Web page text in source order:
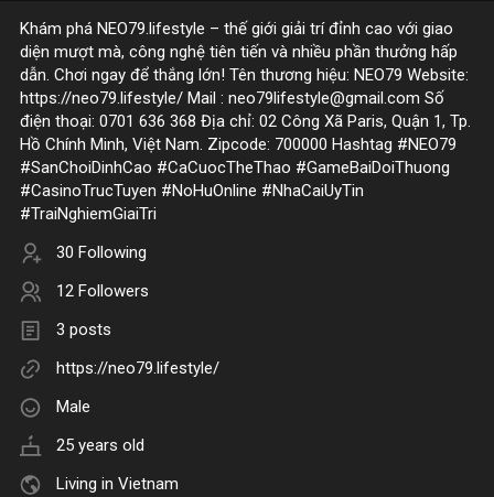
Khám phá NEO79.lifestyle – thế giới giải trí đỉnh cao với giao
diện mượt mà, công nghệ tiên tiến và nhiều phần thưởng hấp
dẫn. Chơi ngay để thắng lớn! Tên thương hiệu: NEO79 Website:
https://neo79.lifestyle/ Mail : neo79lifestyle@gmail.com Số
điện thoại: 0701 636 368 Địa chỉ: 02 Công Xã Paris, Quận 1, Tp.
Hồ Chính Minh, Việt Nam. Zipcode: 700000 Hashtag #NEO79
#SanChoiDinhCao #CaCuocTheThao #GameBaiDoiThuong
#CasinoTrucTuyen #NoHuOnline #NhaCaiUyTin
#TraiNghiemGiaiTri
30 Following
12 Followers
3 posts
https://neo79.lifestyle/
Male
25 years old
Living in Vietnam